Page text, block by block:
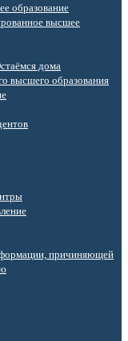
образование
высшее
дома
высшего образования
причиняющей